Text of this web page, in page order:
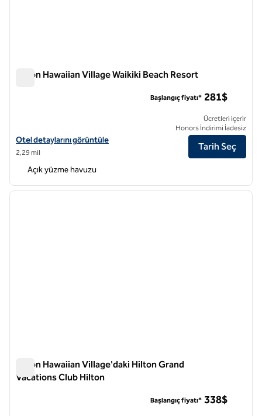
Hilton Hawaiian Village Waikiki Beach Resort
Hilton Hawaiian Village Waikiki Beach Resort için otel ayrıntılarını
Otel detaylarını görüntüle
2,29 mil
Başlangıç fiyatı* 281$
Ücretleri içerir
Honors İndirimi İadesiz
Tarih Seç
Açık yüzme havuzu
1 / 12
Hilton Hawaiian Village'daki Hilton Grand
Vacations Club Hilton
Başlangıç fiyatı* 338$